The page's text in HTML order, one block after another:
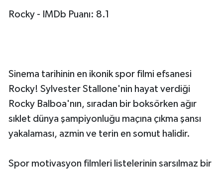
Rocky - IMDb Puanı: 8.1
Sinema tarihinin en ikonik spor filmi efsanesi
Rocky! Sylvester Stallone'nin hayat verdiği
Rocky Balboa'nın, sıradan bir boksörken ağır
sıklet dünya şampiyonluğu maçına çıkma şansı
yakalaması, azmin ve terin en somut halidir.
Spor motivasyon filmleri listelerinin sarsılmaz bir